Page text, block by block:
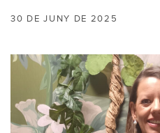
30 DE JUNY DE 2025